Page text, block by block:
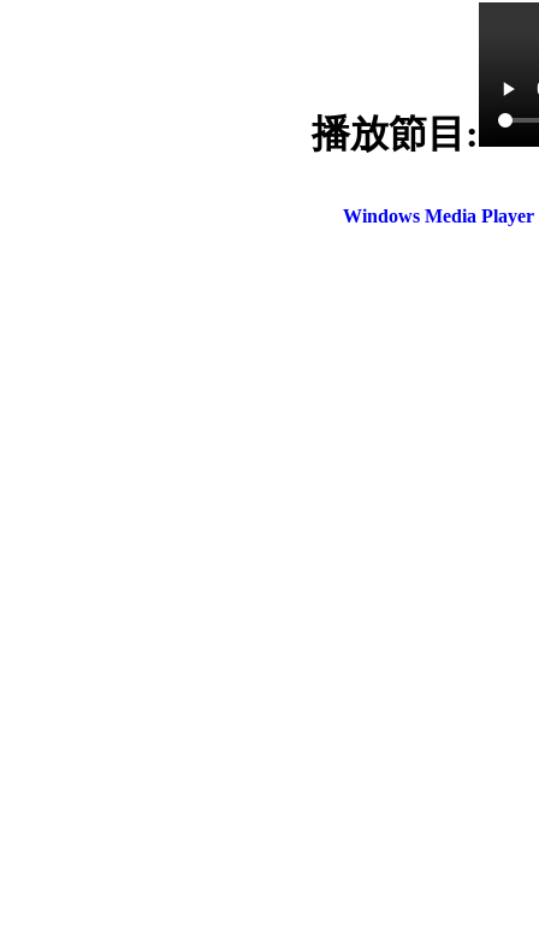
播放節目:
Windows Media